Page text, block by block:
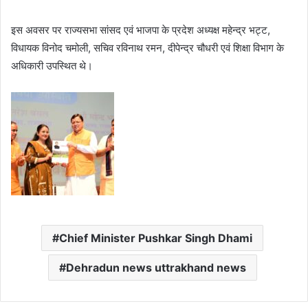
इस अवसर पर राज्यसभा सांसद एवं भाजपा के प्रदेश अध्यक्ष महेन्द्र भट्ट,
विधायक विनोद चमोली, सचिव रविनाथ रमन, दीपेन्द्र चौधरी एवं शिक्षा विभाग के
अधिकारी उपस्थित थे।
Chief Minister Pushkar Singh Dhami
Dehradun news uttrakhand news